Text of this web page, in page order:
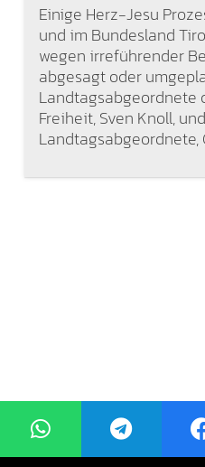
Einige Herz-Jesu
und im Bundesland
wegen irreführender
abgesagt oder
Landtagsabgeordnete
Freiheit, Sven Knoll,
Landtagsabgeordnete,